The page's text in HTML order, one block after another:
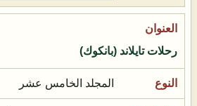
رحلات تايلاند (بانكوك)
المجلد الخامس عشر